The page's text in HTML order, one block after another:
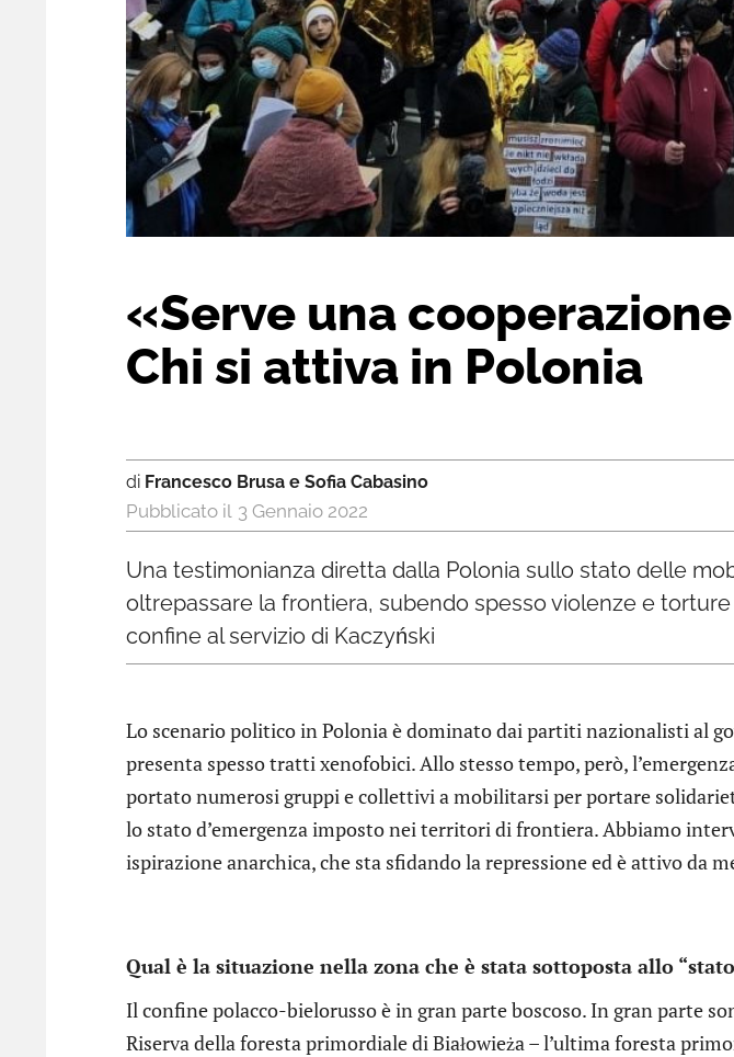
«Serve una
Chi si attiva in Polonia
di Francesco Brusa e Sofia Cabasino
3 Gennaio 2022
Una testimonianza diretta dalla Polonia sullo stato delle
oltrepassare la frontiera, subendo spesso violenze e
confine al servizio di Kaczyński
Lo scenario politico in Polonia è dominato dai partiti nazionalisti al
presenta spesso tratti xenofobici. Allo stesso tempo, però,
portato numerosi gruppi e collettivi a mobilitarsi per portare
lo stato d’emergenza imposto nei territori di frontiera. Abbiamo
ispirazione anarchica, che sta sfidando la repressione ed è attivo da
Qual è la situazione nella zona che è stata sottoposta allo
Il confine polacco-bielorusso è in gran parte boscoso. In gran parte
Riserva della foresta primordiale di Białowieża – l’ultima foresta